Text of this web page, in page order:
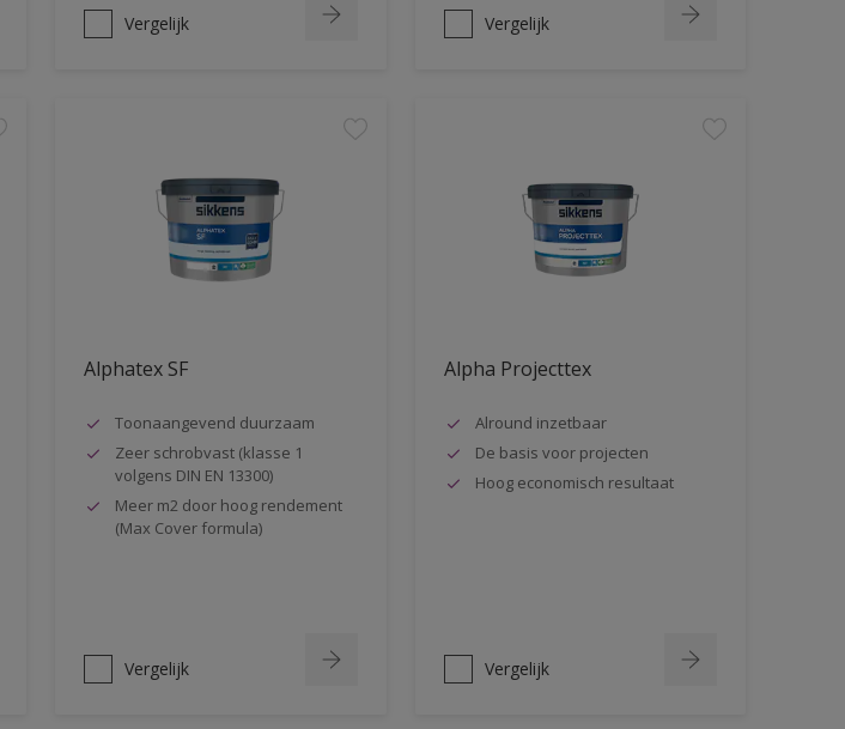
Vergelijk Vergelijk
Alphatex SF
Toonaangevend duurzaam
Zeer schrobvast (klasse 1
volgens DIN EN 13300)
Meer m2 door hoog rendement
(Max Cover formula)
Vergelijk
Alpha Projecttex
Alround inzetbaar
De basis voor projecten
Hoog economisch resultaat
Vergelijk